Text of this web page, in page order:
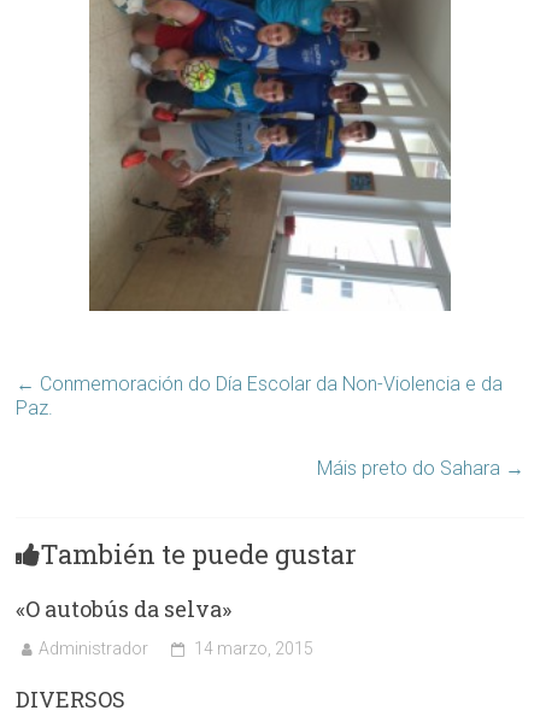
← Conmemoración do Día Escolar da Non-Violencia e da
Paz.
Máis preto do Sahara →
También te puede gustar
«O autobús da selva»
Administrador 14 marzo, 2015
DIVERSOS